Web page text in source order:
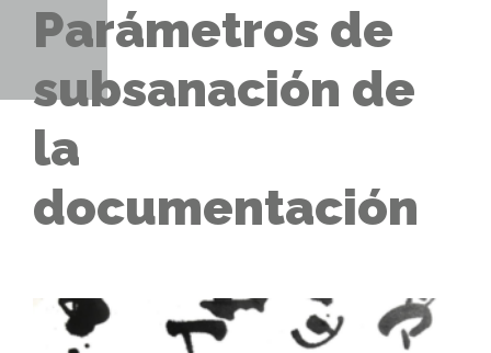
Parámetros de
subsanación de
la
documentación